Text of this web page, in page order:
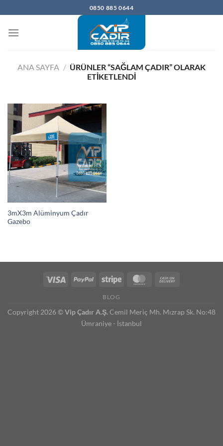
atla
0850 885 0644
ANA SAYFA / ÜRÜNLER “SAĞLAM ÇADIR” OLARAK
ETIKETLENDI
3mX3m Alüminyum Çadır
Gazebo
BLOG
Copyright 2026 ©Vip Çadır A.Ş.Cemil Meriç Mh. Mızrap Sk. No:48
Ümraniye - İstanbul